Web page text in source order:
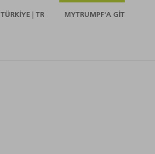
TÜRKIYE | TR MYTRUMPF'A GIT